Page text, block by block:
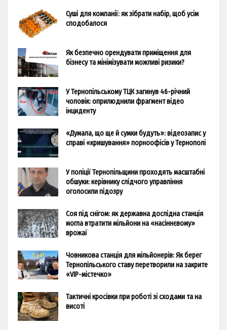
Суші для компанії: як зібрати набір, щоб усім
сподобалося
Як безпечно орендувати приміщення для
бізнесу та мінімізувати можливі ризики?
У Тернопільському ТЦК загинув 46-річний
чоловік: оприлюднили фрагмент відео
інциденту
«Думала, що ще й сумки будуть»: відеозапис у
справі «кришування» порноофісів у Тернополі
У поліції Тернопільщини проходять масштабні
обшуки: керівнику слідчого управління
оголосили підозру
Соя під снігом: як державна дослідна станція
могла втратити мільйони на «насіннєвому»
врожаї
Човникова станція для мільйонерів: Як берег
Тернопільського ставу перетворили на закрите
«VIP-містечко»
Тактичні кросівки при роботі зі сходами та на
висоті